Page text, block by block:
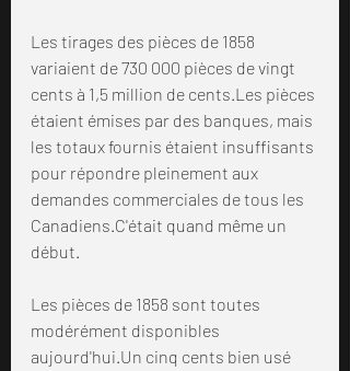
Les tirages des pièces de 1858
variaient de 730 000 pièces de vingt
cents à 1,5 million de cents.Les pièces
étaient émises par des banques, mais
les totaux fournis étaient insuffisants
pour répondre pleinement aux
demandes commerciales de tous les
Canadiens.C'était quand même un
début.
Les pièces de 1858 sont toutes
modérément disponibles
aujourd'hui.Un cinq cents bien usé